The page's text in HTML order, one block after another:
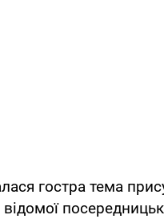
гостра тема